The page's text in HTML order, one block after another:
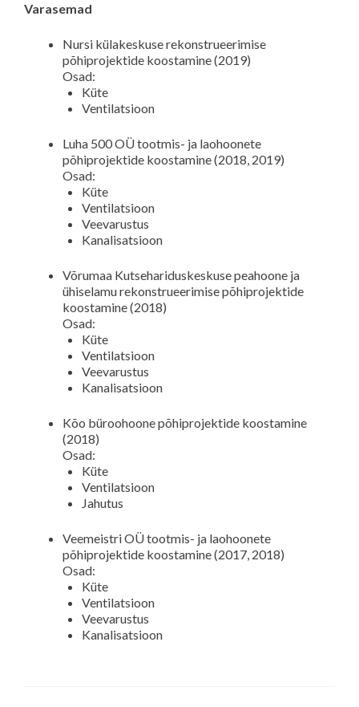
Varasemad
Nursi külakeskuse rekonstrueerimise
põhiprojektide koostamine (2019)
Osad:
Küte
Ventilatsioon
Luha 500 OÜ tootmis- ja laohoonete
põhiprojektide koostamine (2018, 2019)
Osad:
Küte
Ventilatsioon
Veevarustus
Kanalisatsioon
Võrumaa Kutsehariduskeskuse peahoone ja
ühiselamu rekonstrueerimise põhiprojektide
koostamine (2018)
Osad:
Küte
Ventilatsioon
Veevarustus
Kanalisatsioon
Kõo büroohoone põhiprojektide koostamine
(2018)
Osad:
Küte
Ventilatsioon
Jahutus
Veemeistri OÜ tootmis- ja laohoonete
põhiprojektide koostamine (2017, 2018)
Osad:
Küte
Ventilatsioon
Veevarustus
Kanalisatsioon